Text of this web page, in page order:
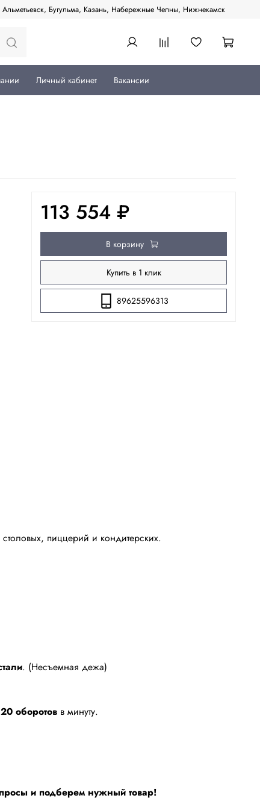
Альметьевск, Бугульма, Казань, Набережные Челны, Нижнекамск
Личный кабинет
Вакансии
113 554 ₽
В корзину
Купить в 1 клик
89625596313
пиццерий и кондитерских.
. (Несъемная дежа)
оборотов в минуту.
и подберем нужный товар!